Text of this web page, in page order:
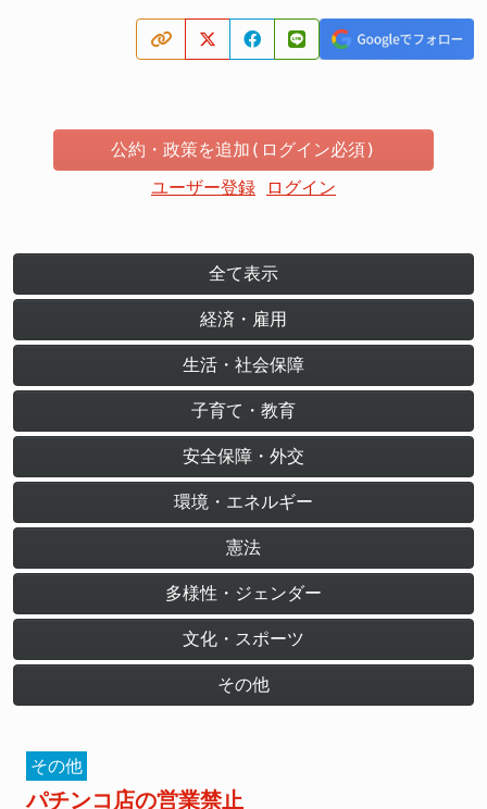
公約・政策を追加(ログイン必須)
ユーザー登録
ログイン
全て表示
経済・雇用
生活・社会保障
子育て・教育
安全保障・外交
環境・エネルギー
憲法
多様性・ジェンダー
文化・スポーツ
その他
その他
パチンコ店の営業禁止